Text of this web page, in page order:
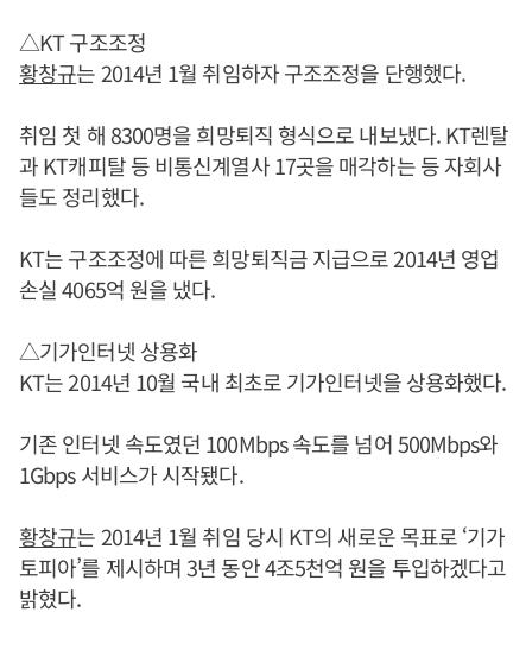
△KT 구조조정
황창규는 2014년 1월 취임하자 구조조정을 단행했다.
취임 첫 해 8300명을 희망퇴직 형식으로 내보냈다. KT렌탈
과 KT캐피탈 등 비통신계열사 17곳을 매각하는 등 자회사
들도 정리했다.
KT는 구조조정에 따른 희망퇴직금 지급으로 2014년 영업
손실 4065억 원을 냈다.
△기가인터넷 상용화
KT는 2014년 10월 국내 최초로 기가인터넷을 상용화했다.
기존 인터넷 속도였던 100Mbps 속도를 넘어 500Mbps와
1Gbps 서비스가 시작됐다.
황창규는 2014년 1월 취임 당시 KT의 새로운 목표로 ‘기가
토피아’를 제시하며 3년 동안 4조5천억 원을 투입하겠다고
밝혔다.